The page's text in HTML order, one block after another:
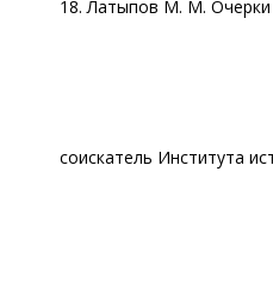
18. Латыпов М. М. Очерки
соискатель Института